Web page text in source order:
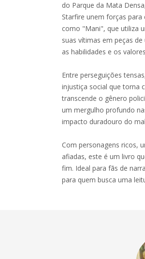
do Parque da Mata
Starfire unem forças
como "Mani", que utiliza
suas vítimas em peças
as habilidades e os
Entre perseguições
injustiça social que torna
transcende o gênero
um mergulho profundo
impacto duradouro do
Com personagens ricos,
afiadas, este é um livro
fim. Ideal para fãs de
para quem busca uma